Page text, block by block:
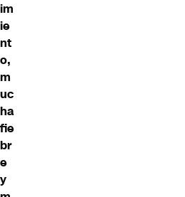
im
ie
nt
o,
m
uc
ha
fie
br
e
y